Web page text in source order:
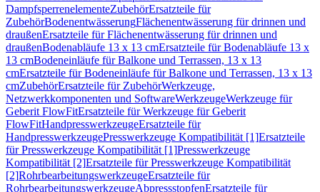
DampfsperrenelementeZubehörErsatzteile für
ZubehörBodenentwässerungFlächenentwässerung für drinnen und
draußenErsatzteile für Flächenentwässerung für drinnen und
draußenBodenabläufe 13 x 13 cmErsatzteile für Bodenabläufe 13 x
13 cmBodeneinläufe für Balkone und Terrassen, 13 x 13
cmErsatzteile für Bodeneinläufe für Balkone und Terrassen, 13 x 13
cmZubehörErsatzteile für ZubehörWerkzeuge,
Netzwerkkomponenten und SoftwareWerkzeugeWerkzeuge für
Geberit FlowFitErsatzteile für Werkzeuge für Geberit
FlowFitHandpresswerkzeugeErsatzteile für
HandpresswerkzeugePresswerkzeuge Kompatibilität [1]Ersatzteile
für Presswerkzeuge Kompatibilität [1]Presswerkzeuge
Kompatibilität [2]Ersatzteile für Presswerkzeuge Kompatibilität
[2]RohrbearbeitungswerkzeugeErsatzteile für
RohrbearbeitungswerkzeugeAbpressstopfenErsatzteile für